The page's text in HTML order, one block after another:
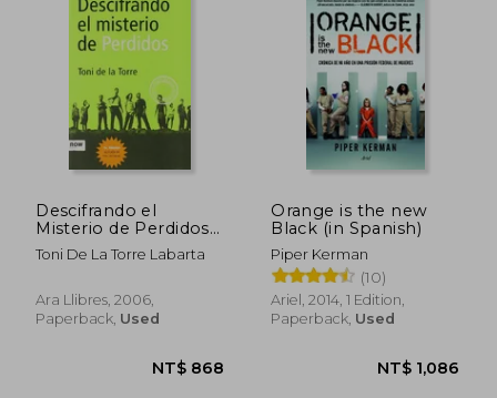
Descifrando el
Misterio de Perdidos
(in Spanish)
Toni De La Torre Labarta
Ara Llibres, 2006,
Paperback, Used
Orange is the new
Black (in Spanish)
Piper Kerman
(10)
Ariel, 2014, 1 Edition,
Paperback, Used